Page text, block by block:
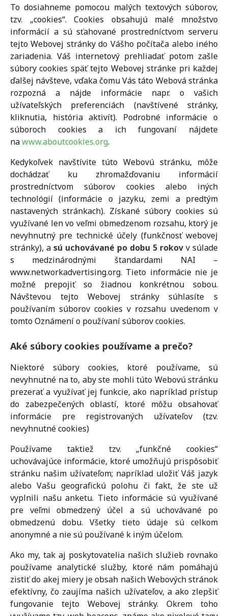
To dosiahneme pomocou malých textových súborov,
tzv. „cookies“. Cookies obsahujú malé množstvo
informácií a sú sťahované prostredníctvom serveru
tejto Webovej stránky do Vášho počítača alebo iného
zariadenia. Váš internetový prehliadať potom zašle
súbory cookies späť tejto Webovej stránke pri každej
ďalšej návšteve, vďaka čomu Vás táto Webová stránka
rozpozná a nájde informácie napr. o vašich
užívateľských preferenciách (navštívené stránky,
kliknutia, história aktivít). Podrobné informácie o
súboroch cookies a ich fungovaní nájdete
nawww.aboutcookies.org.
Kedykoľvek navštívite túto Webovú stránku, môže
dochádzať ku zhromažďovaniu informácií
prostredníctvom súborov cookies alebo iných
technológií (informácie o jazyku, zemi a predtým
nastavených stránkach). Získané súbory cookies sú
využívané len vo veľmi obmedzenom rozsahu, ktorý je
nevyhnutný pre technické účely (funkčnosť webovej
stránky), a sú uchovávané po dobu 5 rokov v súlade
s medzinárodnými štandardami NAI –
www.networkadvertising.org. Tieto informácie nie je
možné prepojiť so žiadnou konkrétnou sobou.
Návštevou tejto Webovej stránky súhlasíte s
používaním súborov cookies v rozsahu uvedenom v
tomto Oznámení o používaní súborov cookies.
Aké súbory cookies používame a prečo?
Niektoré súbory cookies, ktoré používame, sú
nevyhnutné na to, aby ste mohli túto Webovú stránku
prezerať a využívať jej funkcie, ako napríklad prístup
do zabezpečených oblastí, ktoré môžu obsahovať
informácie pre registrovaných užívateľov (tzv.
nevyhnutné cookies)
Používame taktiež tzv. „funkčné cookies“
uchovávajúce informácie, ktoré umožňujú prispôsobiť
stránku našim užívateľom; napríklad uložiť Váš jazyk
alebo Vašu geografickú polohu či fakt, že ste už
vyplnili našu anketu. Tieto informácie sú využívané
pre veľmi obmedzený účel a sú uchovávané po
obmedzenú dobu. Všetky tieto údaje sú celkom
anonymné a nie sú používané k iným účelom.
Ako my, tak aj poskytovatelia našich služieb rovnako
používame analytické služby, ktoré nám pomáhajú
zistiť do akej miery je obsah našich Webových stránok
efektívny, čo zaujíma našich užívateľov, a ako zlepšiť
fungovanie tejto Webovej stránky. Okrem toho